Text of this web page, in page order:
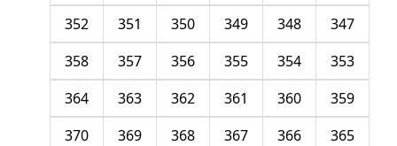
347
348
349
350
351
352
353
354
355
356
357
358
359
360
361
362
363
364
365
366
367
368
369
370